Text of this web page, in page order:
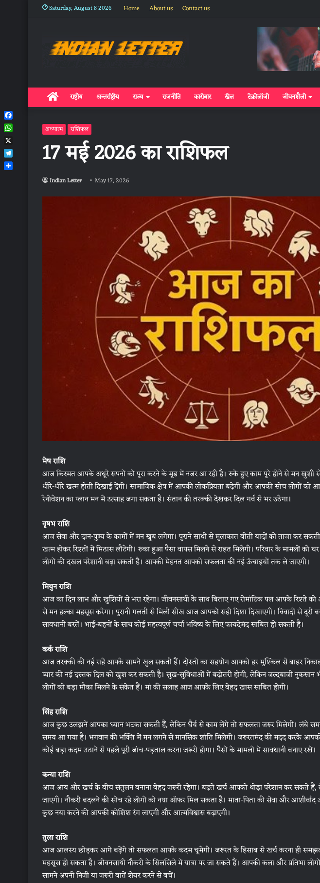
Saturday, August 8 2026 Home About us Contact us
Homeराष्ट्रीय अन्तर्राष्ट्रीय राज्य राजनीति कारोबार खेल टेक्नोलॉजी जीवनशैली
अध्यात्म राशिफल
17 मई 2026 का राशिफल
Indian Letter May 17, 2026
मेष राशि
आज किस्मत आपके अधूरे सपनों को पूरा करने के मूड में नजर आ रही है। रुके हुए काम पूरे होने से मन खुशी से
धीरे-धीरे खत्म होती दिखाई देंगी। सामाजिक क्षेत्र में आपकी लोकप्रियता बढ़ेगी और आपकी सोच लोगों को
रेनोवेशन का प्लान मन में उत्साह जगा सकता है। संतान की तरक्की देखकर दिल गर्व से भर उठेगा।
वृषभ राशि
आज सेवा और दान-पुण्य के कामों में मन खूब लगेगा। पुराने साथी से मुलाकात बीती यादों को ताजा कर सकती
खत्म होकर रिश्तों में मिठास लौटेगी। रुका हुआ पैसा वापस मिलने से राहत मिलेगी। परिवार के मामलों को
लोगों की दखल परेशानी बढ़ा सकती है। आपकी मेहनत आपको सफलता की नई ऊंचाइयों तक ले जाएगी।
मिथुन राशि
आज का दिन लाभ और खुशियों से भरा रहेगा। जीवनसाथी के साथ बिताए गए रोमांटिक पल आपके रिश्ते
से मन हल्का महसूस करेगा। पुरानी गलती से मिली सीख आज आपको सही दिशा दिखाएगी। विवादों से
सावधानी बरतें। भाई-बहनों के साथ कोई महत्वपूर्ण चर्चा भविष्य के लिए फायदेमंद साबित हो सकती है।
कर्क राशि
आज तरक्की की नई राहें आपके सामने खुल सकती हैं। दोस्तों का सहयोग आपको हर मुश्किल से बाहर
प्यार की नई दस्तक दिल को खुश कर सकती है। सुख-सुविधाओं में बढ़ोतरी होगी, लेकिन जल्दबाजी नुकसान
लोगों को बड़ा मौका मिलने के संकेत हैं। मां की सलाह आज आपके लिए बेहद खास साबित होगी।
सिंह राशि
आज कुछ उलझनें आपका ध्यान भटका सकती हैं, लेकिन धैर्य से काम लेंगे तो सफलता जरूर मिलेगी। लंबे
समय आ गया है। भगवान की भक्ति में मन लगने से मानसिक शांति मिलेगी। जरूरतमंद की मदद करके आपको
कोई बड़ा कदम उठाने से पहले पूरी जांच-पड़ताल करना जरूरी होगा। पैसों के मामलों में सावधानी बनाए रखें।
कन्या राशि
आज आय और खर्च के बीच संतुलन बनाना बेहद जरूरी रहेगा। बढ़ते खर्च आपको थोड़ा परेशान कर सकते हैं,
जाएगी। नौकरी बदलने की सोच रहे लोगों को नया ऑफर मिल सकता है। माता-पिता की सेवा और
कुछ नया करने की आपकी कोशिश रंग लाएगी और आत्मविश्वास बढ़ाएगी।
तुला राशि
आज आलस्य छोड़कर आगे बढ़ेंगे तो सफलता आपके कदम चूमेगी। जरूरत के हिसाब से खर्च करना ही
महसूस हो सकता है। जीवनसाथी नौकरी के सिलसिले में यात्रा पर जा सकते हैं। आपकी कला और प्रतिभा लोगों
सामने अपनी निजी या जरूरी बातें शेयर करने से बचें।
Facebook
WhatsApp
X
Telegram